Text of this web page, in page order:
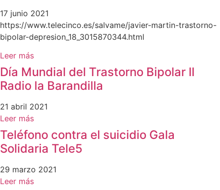
17 junio 2021
https://www.telecinco.es/salvame/javier-martin-trastorno-
bipolar-depresion_18_3015870344.html
Leer más
Día Mundial del Trastorno Bipolar II
Radio la Barandilla
21 abril 2021
Leer más
Teléfono contra el suicidio Gala
Solidaria Tele5
29 marzo 2021
Leer más